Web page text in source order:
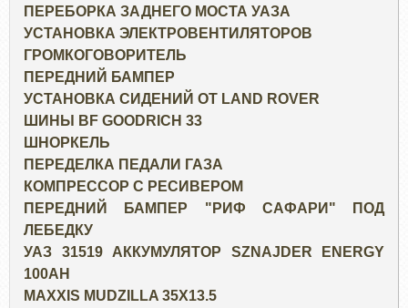
ПЕРЕБОРКА ЗАДНЕГО МОСТА УАЗА
УСТАНОВКА ЭЛЕКТРОВЕНТИЛЯТОРОВ
ГРОМКОГОВОРИТЕЛЬ
ПЕРЕДНИЙ БАМПЕР
УСТАНОВКА СИДЕНИЙ ОТ LAND ROVER
ШИНЫ BF GOODRICH 33
ШНОРКЕЛЬ
ПЕРЕДЕЛКА ПЕДАЛИ ГАЗА
КОМПРЕССОР С РЕСИВЕРОМ
ПЕРЕДНИЙ БАМПЕР "РИФ САФАРИ" ПОД
ЛЕБЕДКУ
УАЗ 31519 АККУМУЛЯТОР SZNAJDER ENERGY
100AH
MAXXIS MUDZILLA 35X13.5